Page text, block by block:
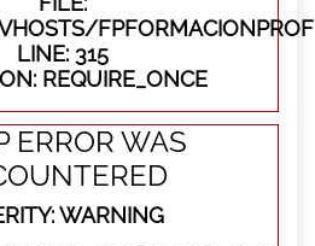
LINE: 315
REQUIRE_ONCE
ERROR WAS
WARNING